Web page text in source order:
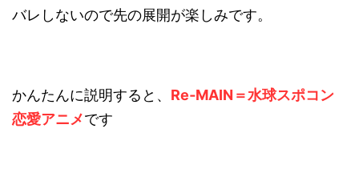
バレしないので先の展開が楽しみです。
かんたんに説明すると、 Re‐MAIN＝水球スポコン
恋愛アニメです